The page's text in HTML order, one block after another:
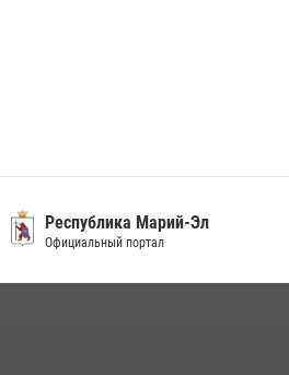
Республика Марий-Эл
Официальный портал